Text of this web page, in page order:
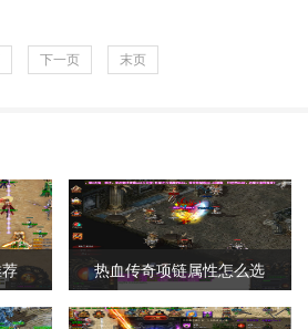
下一页 末页
热血传奇项链属性怎么选